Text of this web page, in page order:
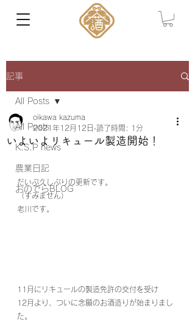
記事
All Posts
K.S.P news
農業日記
おのでらBLOG
All Posts
いよいよリキュール製造開始！
oikawa kazuma
2021年12月12日 読了時間: 1分
だいぶ久しぶりの更新です。
（すみません）
老川です。
11月にリキュールの製造免許の交付を受け
12月より、ついに念願のお酒造りが始まりまし
た。